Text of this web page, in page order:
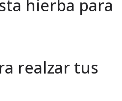
hierba para
realzar tus